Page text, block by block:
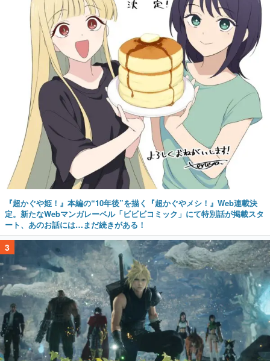
『超かぐや姫！』本編の“10年後”を描く『超かぐやメシ！』Web連載決
定。新たなWebマンガレーベル「ビビビコミック」にて特別話が掲載スタ
ート、あのお話には…まだ続きがある！
3